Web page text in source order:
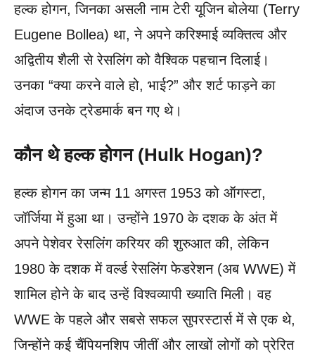
हल्क होगन, जिनका असली नाम टेरी यूजिन बोलेया (Terry
Eugene Bollea) था, ने अपने करिश्माई व्यक्तित्व और
अद्वितीय शैली से रेसलिंग को वैश्विक पहचान दिलाई।
उनका “क्या करने वाले हो, भाई?” और शर्ट फाड़ने का
अंदाज उनके ट्रेडमार्क बन गए थे।
कौन थे हल्क होगन (Hulk Hogan)?
हल्क होगन का जन्म 11 अगस्त 1953 को ऑगस्टा,
जॉर्जिया में हुआ था। उन्होंने 1970 के दशक के अंत में
अपने पेशेवर रेसलिंग करियर की शुरुआत की, लेकिन
1980 के दशक में वर्ल्ड रेसलिंग फेडरेशन (अब WWE) में
शामिल होने के बाद उन्हें विश्वव्यापी ख्याति मिली। वह
WWE के पहले और सबसे सफल सुपरस्टार्स में से एक थे,
जिन्होंने कई चैंपियनशिप जीतीं और लाखों लोगों को प्रेरित